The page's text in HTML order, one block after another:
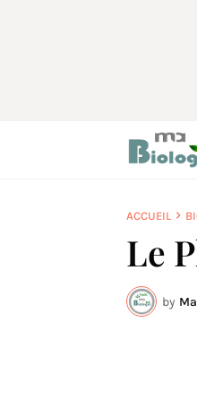
ACCUEIL
Le
by